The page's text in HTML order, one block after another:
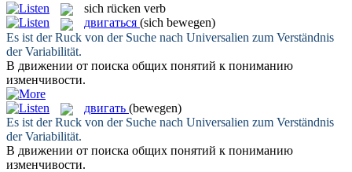
sich rücken verb
двигаться (sich bewegen)
Es ist derRuck von der Suche nach Universalien zum Verständnis
der Variabilität.
В движении от поиска общих понятий к пониманию
изменчивости.
двигать (bewegen)
Es ist derRuck von der Suche nach Universalien zum Verständnis
der Variabilität.
В движении от поиска общих понятий к пониманию
изменчивости.